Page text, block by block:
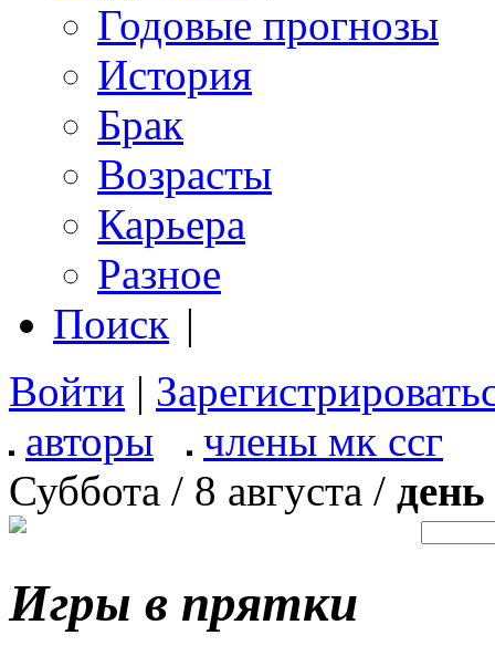
Годовые прогнозы
История
Брак
Возрасты
Карьера
Разное
Поиск |
Войти |
авторы
члены мк ссг
Суббота / 8 августа /
Игры в прятки